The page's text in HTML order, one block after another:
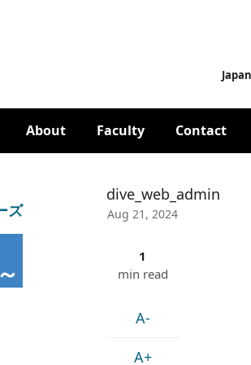
About Faculty Contact
ズ
dive_web_admin
Aug 21, 2024
1
min read
A-
A+